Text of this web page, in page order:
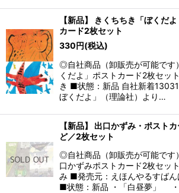
【新品】 きくちちき「ぼくだ
カード2枚セット
330円(税込)
◎自社商品（卸販売が可能で
くだよ」ポストカード2枚セッ
き ■状態：新品 自社新着
ぼくだよ」（理論社）より…
【新品】 出口かずみ・ポスト
ど／2枚セット
◎自社商品（卸販売が可能です
口かずみポストカード2枚セッ
み ■発売元：えほんやるすばん
■状態：新品 ・「白昼夢」